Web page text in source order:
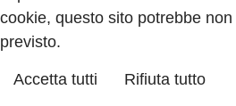
cookie, questo sito potrebbe
previsto.
Accetta tutti Rifiuta tutto